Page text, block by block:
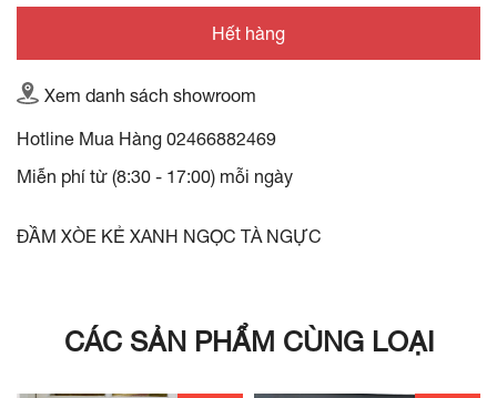
Hết hàng
Xem danh sách showroom
Hotline Mua Hàng 02466882469
Miễn phí từ (8:30 - 17:00) mỗi ngày
ĐẦM XÒE KẺ XANH NGỌC TÀ NGỰC
CÁC SẢN PHẨM CÙNG LOẠI